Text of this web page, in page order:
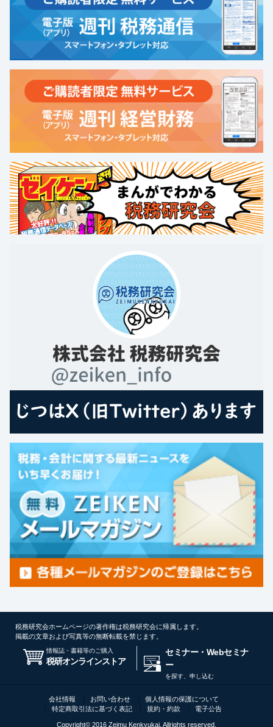
税務研究会ホームページの著作権は税務研究会に帰属します。
掲載の文章および写真等の無断転載を禁じます。
情報誌・書籍等のご購入
税研オンラインストア
セミナー・Webセミナ
ー
を探す、申し込む
会社情報 お問い合わせ
個人情報の保護について
特定商取引法に基づく表記
規約・約款 電子公告
Copyright© 2016 Zeimu Kenkyukai, Allrights reserved.